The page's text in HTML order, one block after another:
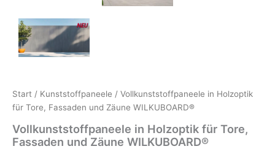
Start / Kunststoffpaneele / Vollkunststoffpaneele in Holzoptik
für Tore, Fassaden und Zäune WILKUBOARD®
Vollkunststoffpaneele in Holzoptik für Tore,
Fassaden und Zäune WILKUBOARD®